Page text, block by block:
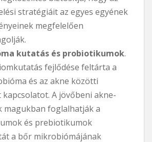
stratégiáit az egyes egyének
megfelelően
kutatás és probiotikumok.
fejlődése feltárta a
és az akne közötti
A jövőbeni akne-
magukban foglalhatják a
és prebiotikumok
a bőr mikrobiómájának